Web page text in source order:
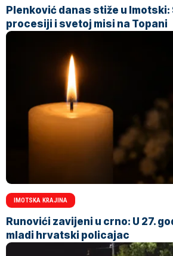
Plenković danas stiže u
procesiji i svetoj misi na Topani
IMOTSKA KRAJINA
Runovići zavijeni u crno: U 27.
mladi hrvatski policajac